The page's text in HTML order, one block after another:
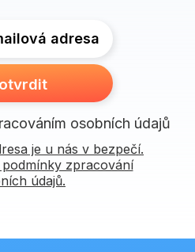
adresa
osobních údajů
je u nás v bezpečí.
podmínky zpracování
údajů.